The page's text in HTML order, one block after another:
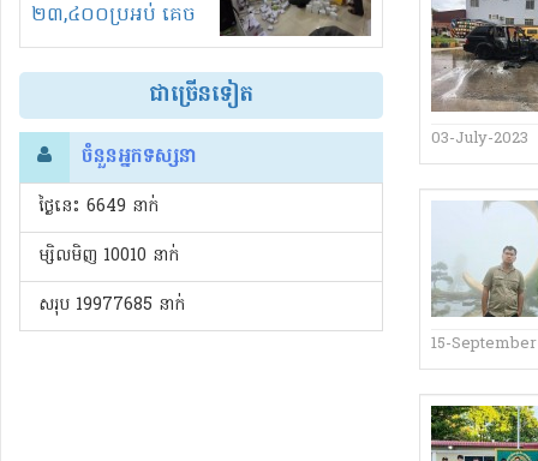
២៣,៤០០ប្រអប់ គេច
ពន្ធនិងអត់ច្បាប់នាំ
ចូល!?
ជាច្រើនទៀត
ចំនួនអ្នកទស្សនា
ថ្ងៃនេះ​ 6649 នាក់
ម្សិលមិញ 10010 នាក់
សរុប 19977685 នាក់
03-July-2023
15-